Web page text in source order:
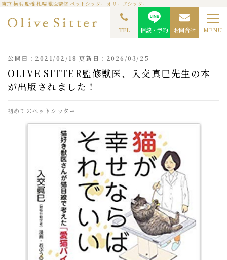
東京 横浜 船橋 札幌 獣医監修 ペットシッター オリーブシッター
MENU
TEL 相談・予約 お問合せ
Olive Sitter監修獣医、入交真巳先生の本が出版されまし
た！
公開日：2021/02/18 更新日：2026/03/25
OLIVE SITTER監修獣医、入交真巳先生の本
が出版されました！
初めてのペットシッター